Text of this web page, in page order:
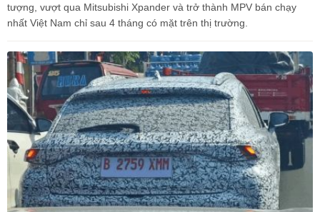
tượng, vượt qua Mitsubishi Xpander và trở thành MPV bán chạy
nhất Việt Nam chỉ sau 4 tháng có mặt trên thị trường.